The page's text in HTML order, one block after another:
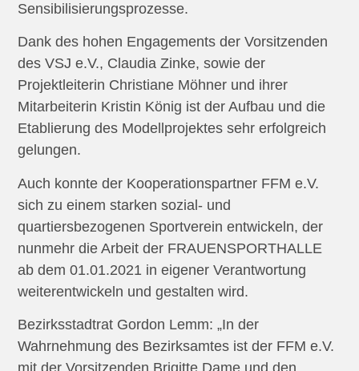
Sensibilisierungsprozesse.
Dank des hohen Engagements der Vorsitzenden
des VSJ e.V., Claudia Zinke, sowie der
Projektleiterin Christiane Möhner und ihrer
Mitarbeiterin Kristin König ist der Aufbau und die
Etablierung des Modellprojektes sehr erfolgreich
gelungen.
Auch konnte der Kooperationspartner FFM e.V.
sich zu einem starken sozial- und
quartiersbezogenen Sportverein entwickeln, der
nunmehr die Arbeit der FRAUENSPORTHALLE
ab dem 01.01.2021 in eigener Verantwortung
weiterentwickeln und gestalten wird.
Bezirksstadtrat Gordon Lemm: „In der
Wahrnehmung des Bezirksamtes ist der FFM e.V.